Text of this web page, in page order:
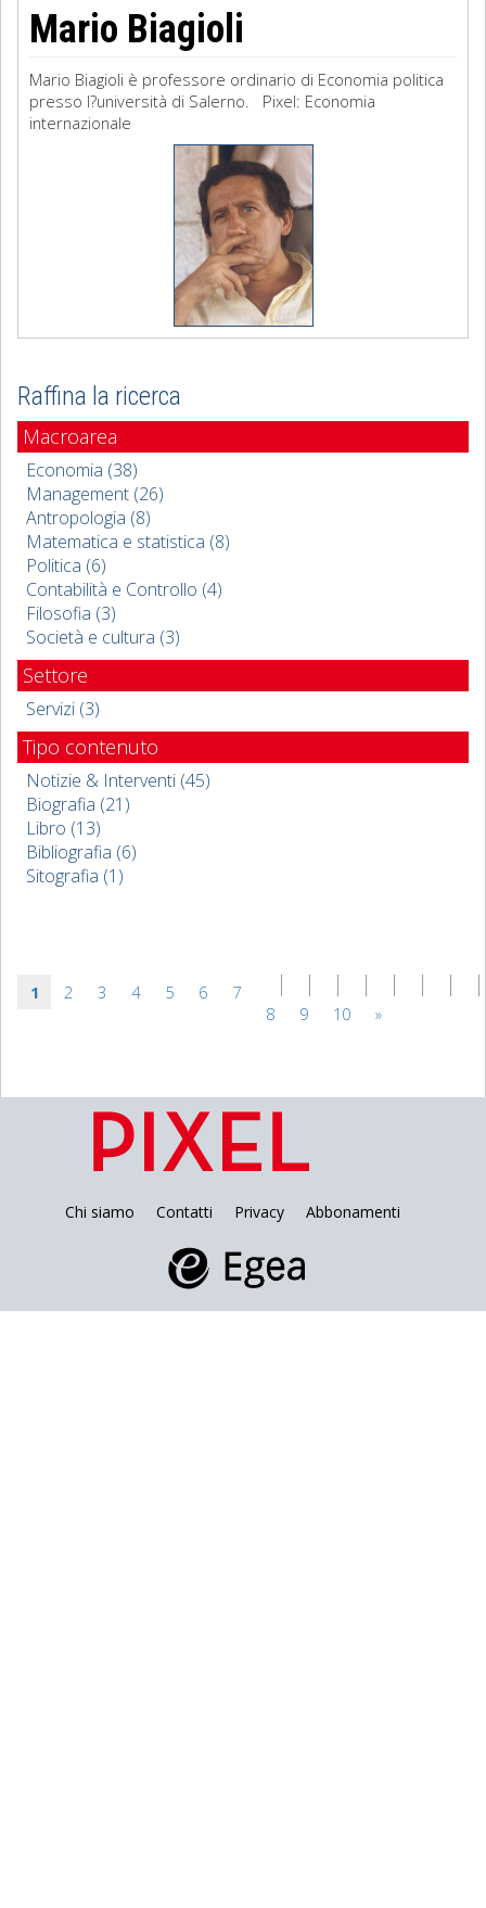
Mario Biagioli
Mario Biagioli è professore ordinario di Economia politica
presso l?università di Salerno. Pixel: Economia
internazionale
Raffina la ricerca
Macroarea
Economia (38)
Management (26)
Antropologia (8)
Matematica e statistica (8)
Politica (6)
Contabilità e Controllo (4)
Filosofia (3)
Società e cultura (3)
Settore
Servizi (3)
Tipo contenuto
Notizie & Interventi (45)
Biografia (21)
Libro (13)
Bibliografia (6)
Sitografia (1)
1 2 3 4 5 6
7
8
9 10 »
Chi siamo Contatti Privacy Abbonamenti